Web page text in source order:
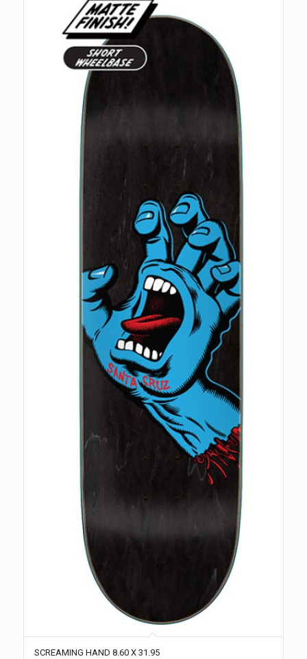
SCREAMING HAND 8.60 X 31.95